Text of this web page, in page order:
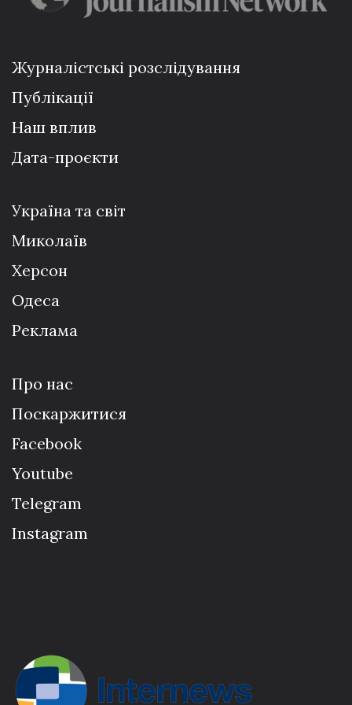
Журналістські розслідування
Публікації
Наш вплив
Дата-проєкти
Україна та світ
Миколаїв
Херсон
Одеса
Реклама
Про нас
Поскаржитися
Facebook
Youtube
Telegram
Instagram